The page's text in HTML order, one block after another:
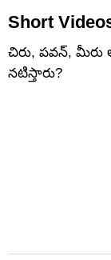
Short
చిరు, పవన్, మీరు
నటిస్తారు?